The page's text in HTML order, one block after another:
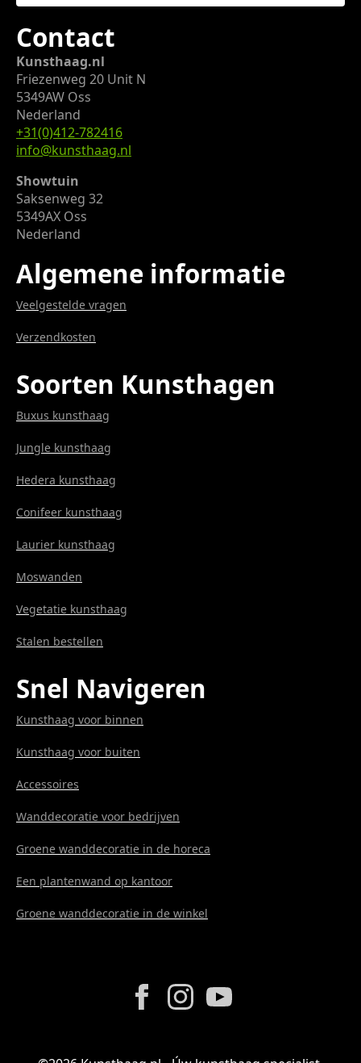
Contact
Kunsthaag.nl
Friezenweg 20 Unit N
5349AW Oss
Nederland
+31(0)412-782416
info@kunsthaag.nl
Showtuin
Saksenweg 32
5349AX Oss
Nederland
Algemene informatie
Veelgestelde vragen
Verzendkosten
Soorten Kunsthagen
Buxus kunsthaag
Jungle kunsthaag
Hedera kunsthaag
Conifeer kunsthaag
Laurier kunsthaag
Moswanden
Vegetatie kunsthaag
Stalen bestellen
Snel Navigeren
Kunsthaag voor binnen
Kunsthaag voor buiten
Accessoires
Wanddecoratie voor bedrijven
Groene wanddecoratie in de horeca
Een plantenwand op kantoor
Groene wanddecoratie in de winkel